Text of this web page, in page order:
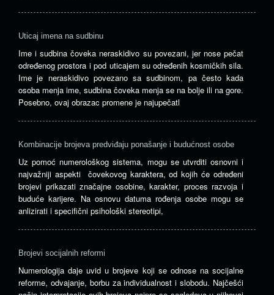
Uticaj imena na sudbinu
Ime i sudbina čoveka neraskidivo su povezani, jer nose pečat
određenog prostora i pod uticajem su određenih kosmičkih sila.
Ime je neraskidivo povezano sa sudbinom, pa često kada
osoba menja ime, sudbina čoveka menja se na bolje ili na gore.
Posebno, ovaj obrazac promene je najupečatl
Kombinacije brojeva predviđaju ponašanje i budućnost osobe
Uz pomoć numerološkog sistema, mogu se utvrditi osnovni i
najvažniji aspekti čovekovog karaktera, od kojih će određeni
brojevi prikazati značajne osobine, karakter, proces razvoja i
buduće karijere. Na osnovu datuma rođenja osobe mogu se
anlizirati i specifični psihološki stereotipi,
Brojevi socijalnih reformi
Numerologija daje uvid u brojeve koji se odnose na socijalne
reforme, odvajanje, borbu za individualnost i slobodu. Najčešći